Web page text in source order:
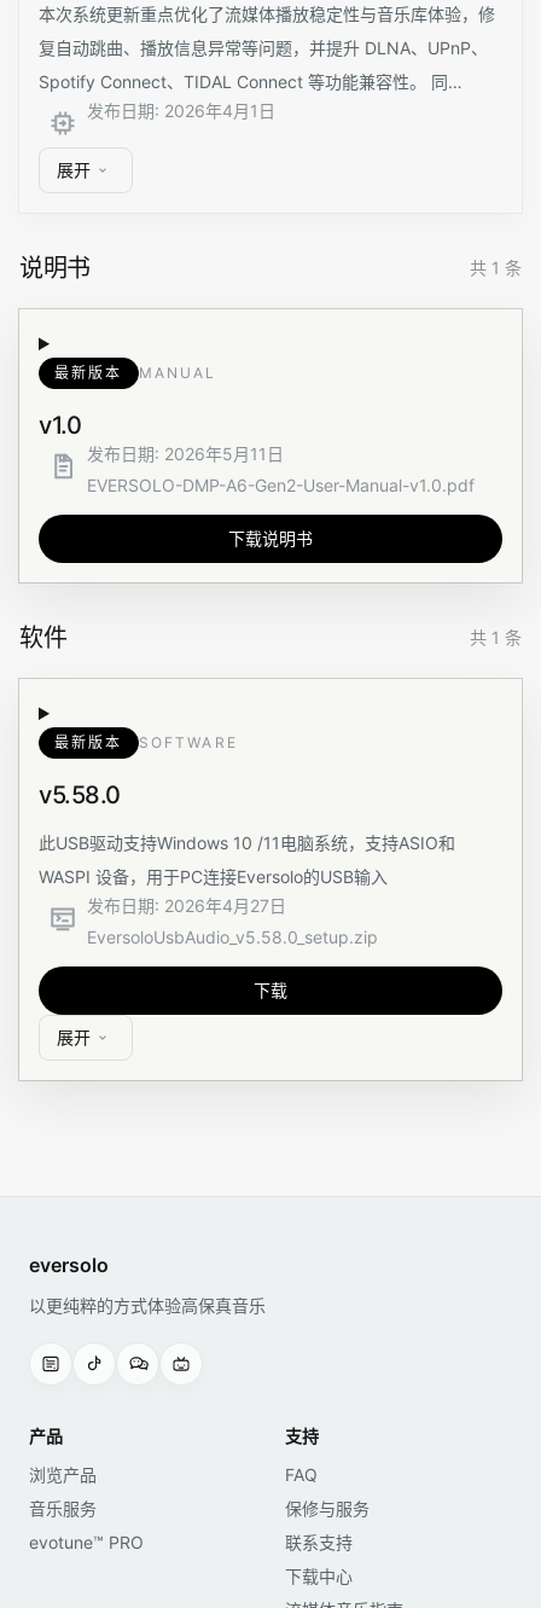
本次系统更新重点优化了流媒体播放稳定性与音乐库体验，修
复自动跳曲、播放信息异常等问题，并提升 DLNA、UPnP、
Spotify Connect、TIDAL Connect 等功能兼容性。 同…
发布日期: 2026年4月1日
展开
说明书 共 1 条
最新版本 MANUAL
v1.0
发布日期: 2026年5月11日
EVERSOLO-DMP-A6-Gen2-User-Manual-v1.0.pdf
下载说明书
软件 共 1 条
最新版本 SOFTWARE
v5.58.0
此USB驱动支持Windows 10 /11电脑系统，支持ASIO和
WASPI 设备，用于PC连接Eversolo的USB输入
发布日期: 2026年4月27日
EversoloUsbAudio_v5.58.0_setup.zip
下载
展开
eversolo
以更纯粹的方式体验高保真音乐
产品
浏览产品
音乐服务
evotune™ PRO
支持
FAQ
保修与服务
联系支持
下载中心